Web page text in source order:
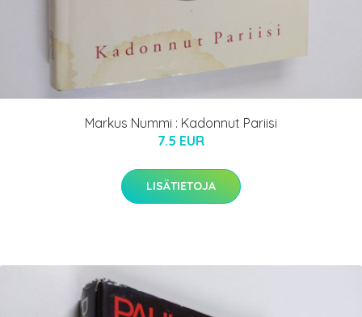
Markus Nummi : Kadonnut Pariisi
7.5 EUR
LISÄTIETOJA